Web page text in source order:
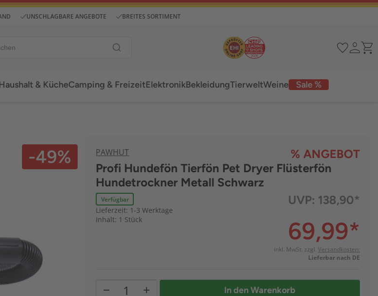
UNSCHLAGBARE ANGEBOTE BREITES SORTIMENT
& KücheCamping & Freizeit Sale %
ElektronikBekleidungTierweltWeine
-49% PAWHUT
% ANGEBOT
Profi Hundefön Tierfön Pet Dryer Flüsterfön
Hundetrockner Metall Schwarz
Verfügbar
Lieferzeit: 1-3 Werktage
Inhalt: 1 Stück
UVP: 138,90*
69,99*
inkl. MwSt. zzgl. Versandkosten:
Lieferbar nach DE
In den Warenkorb